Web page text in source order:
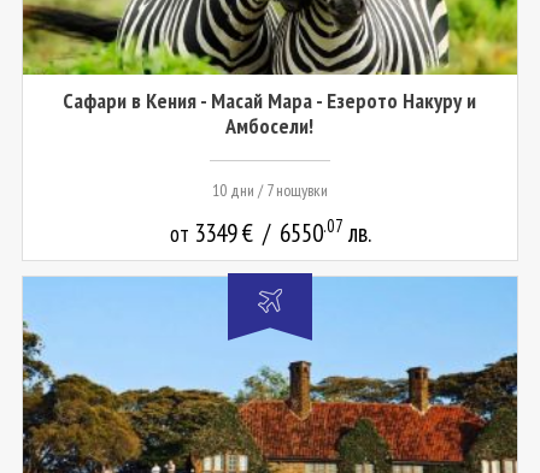
Сафари в Кения - Масай Мара - Езерото Накуру и
Амбосели!
10 дни / 7 нощувки
от 3349€ / 6550.07 лв.